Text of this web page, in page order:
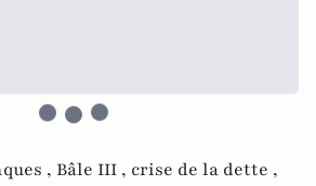
, Bâle III , crise de la dette ,